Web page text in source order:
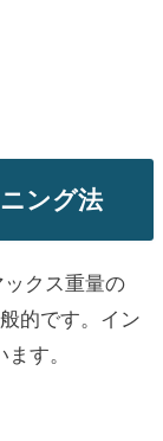
ング法
クス重量の
的です。イン
す。